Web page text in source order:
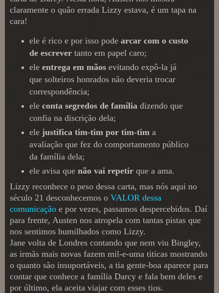
claramente o quão errada Lizzy estava, é um tapa na
cara!
ele é rico e por isso pode arcar com o custo
de escrevertanto em papel caro;
ele entrega em mãosevitando expô-la já
que solteiros honrados não deveria trocar
correspondência;
ele conta segredos de família dizendo que
confia na discrição dela;
ele justifica tim-tim por tim-tim a
avaliação que fez do comportamento público
da família dela;
ele avisa que não vai repetirque a ama.
Lizzy reconhece o peso dessa carta, mas nós aqui no
século 21 desconhecemos o VALOR dessa
comunicação e por vezes, passamos despercebidos. Daí
para frente, Austen nos atropela com tantas pistas que
nos sentimos humilhados como Lizzy.
Jane volta de Londres contando que nem viu Bingley,
as irmãs mais novas fazem mil-e-uma titicas mostrando
o quanto são insuportáveis, a tia gente-boa aparece para
contar que conhece a família Darcy e fala bem deles e
por último, ela aceita viajar com esses tios.